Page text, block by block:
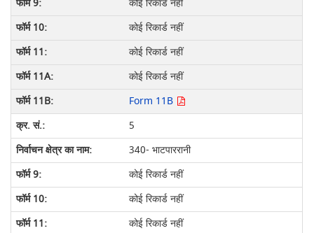
कोई रिकार्ड नहीं
कोई रिकार्ड नहीं
कोई रिकार्ड नहीं
कोई रिकार्ड नहीं
Form 11B
5
340- भाटपाररानी
कोई रिकार्ड नहीं
कोई रिकार्ड नहीं
कोई रिकार्ड नहीं